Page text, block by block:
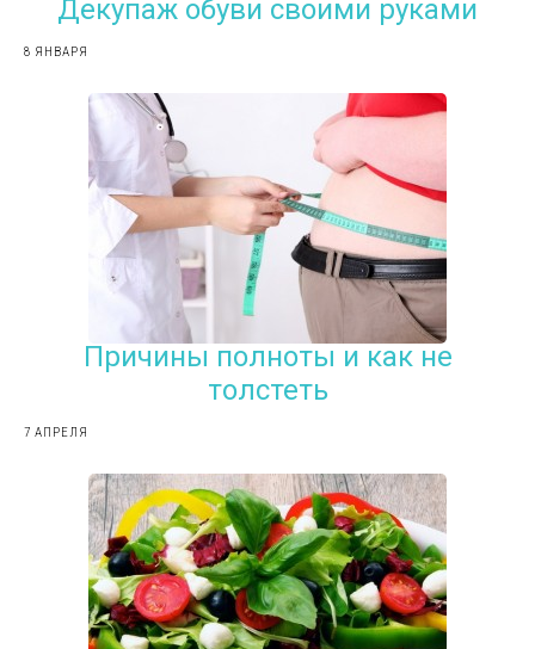
Декупаж обуви своими руками
8 ЯНВАРЯ
Причины полноты и как не
толстеть
7 АПРЕЛЯ